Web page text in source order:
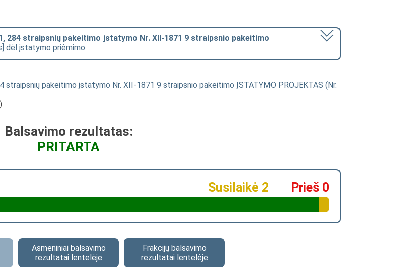
284 straipsnių pakeitimo įstatymo Nr. XII-1871 9 straipsnio pakeitimo
] dėl įstatymo priėmimo
straipsnių pakeitimo įstatymo Nr. XII-1871 9 straipsnio pakeitimo ĮSTATYMO PROJEKTAS (Nr.
)
Balsavimo rezultatas:
PRITARTA
Prieš 0
Susilaikė 2
Asmeniniai balsavimo
rezultatai lentelėje
Frakcijų balsavimo
rezultatai lentelėje